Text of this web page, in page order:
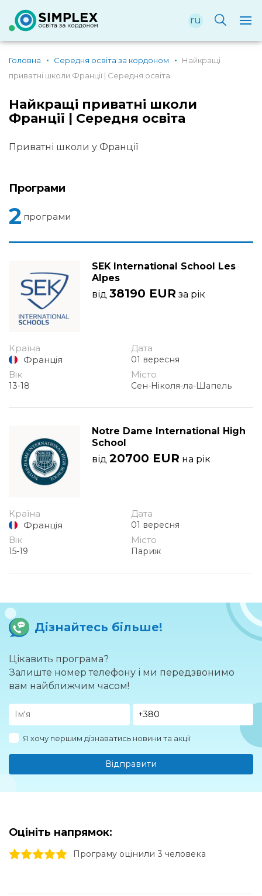
ru
Головна Середня освіта за кордоном
Найкращі
приватні школи Франції | Середня освіта
Найкращі приватні школи
Франції | Середня освіта
Приватні школи у Франції
Програми
2 програми
SEK International School Les
Alpes
від38190 EUR за рік
Країна
Франція
Дата
01 вересня
Вік
13-18
Місто
Сен-Ніколя-ла-Шапель
Notre Dame International High
School
від20700 EUR на рік
Країна
Франція
Дата
01 вересня
Вік
15-19
Місто
Париж
Дізнайтесь більше!
Цікавить програма?
Залиште номер телефону і ми передзвонимо
вам найближчим часом!
Я хочу першим дізнаватись новини та акції
Відправити
Оцініть напрямок:
5 stars
4 stars
3 stars
2 stars
1 stars Програму оцінили 3 человекa